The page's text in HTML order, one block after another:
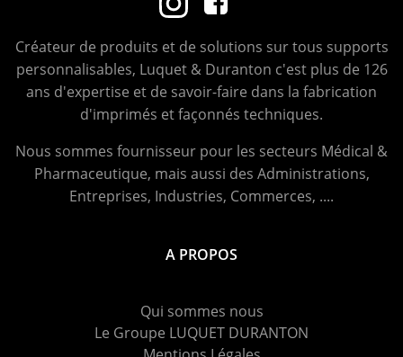
Créateur de produits et de solutions sur tous supports
personnalisables, Luquet & Duranton c'est plus de 126
ans d'expertise et de savoir-faire dans la fabrication
d'imprimés et façonnés techniques.
Nous sommes fournisseur pour les secteurs Médical &
Pharmaceutique, mais aussi des Administrations,
Entreprises, Industries, Commerces, ....
A PROPOS
Qui sommes nous
Le Groupe LUQUET DURANTON